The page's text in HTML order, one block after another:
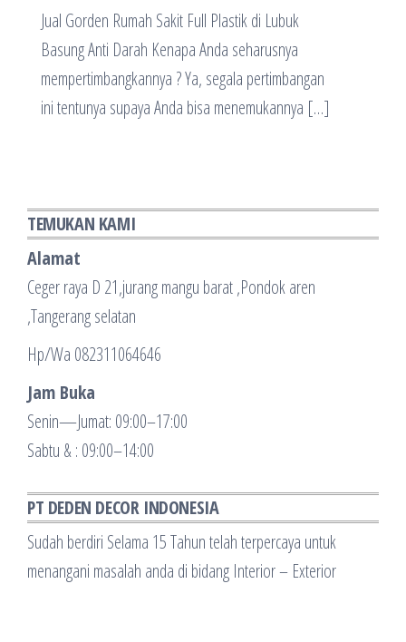
Jual Gorden Rumah Sakit Full Plastik di Lubuk
Basung Anti Darah Kenapa Anda seharusnya
mempertimbangkannya ? Ya, segala pertimbangan
ini tentunya supaya Anda bisa menemukannya […]
TEMUKAN KAMI
Alamat
Ceger raya D 21,jurang mangu barat ,Pondok aren
,Tangerang selatan
Hp/Wa 082311064646
Jam Buka
Senin—Jumat: 09:00–17:00
Sabtu & : 09:00–14:00
PT DEDEN DECOR INDONESIA
Sudah berdiri Selama 15 Tahun telah terpercaya untuk
menangani masalah anda di bidang Interior – Exterior